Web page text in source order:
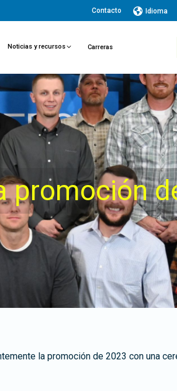
Contacto Idioma
Noticias y recursos Carreras
promoción
la promoción de 2023 con una